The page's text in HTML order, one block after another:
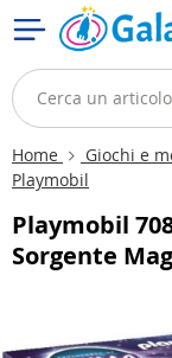
Home Giochi e
Playmobil
Playmobil
Sorgente